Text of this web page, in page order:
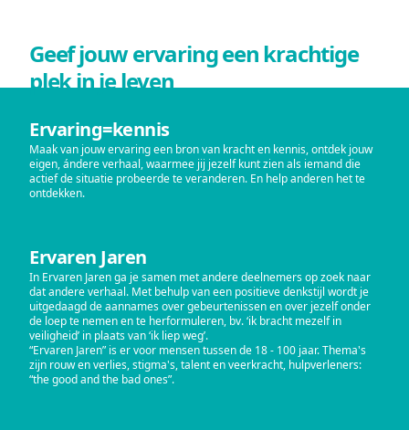
Geef jouw ervaring een krachtige
plek in je leven
Ervaring=kennis
Maak van jouw ervaring een bron van kracht en kennis, ontdek jouw
eigen, ándere verhaal, waarmee jij jezelf kunt zien als iemand die
actief de situatie probeerde te veranderen. En help anderen het te
ontdekken.
Ervaren Jaren
In Ervaren Jaren ga je samen met andere deelnemers op zoek naar
dat andere verhaal. Met behulp van een positieve denkstijl wordt je
uitgedaagd de aannames over gebeurtenissen en over jezelf onder
de loep te nemen en te herformuleren, bv. ‘ik bracht mezelf in
veiligheid’ in plaats van ‘ik liep weg’.
“Ervaren Jaren” is er voor mensen tussen de 18 - 100 jaar. Thema's
zijn rouw en verlies, stigma's, talent en veerkracht, hulpverleners:
“the good and the bad ones”.